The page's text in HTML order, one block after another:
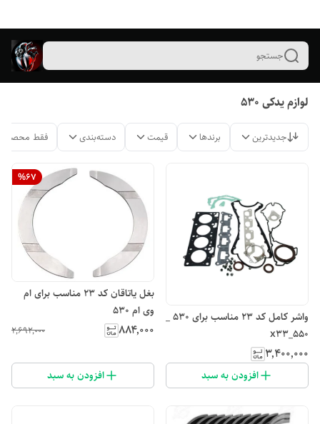
جستجو
لوازم یدکی ۵۳۰
جدیدترین برندها قیمت دسته‌بندی فقط
واشر کامل کد ۲۳ مناسب برای ۵۳۰ _
x33_550
۳٬۴۰۰٬۰۰۰
افزودن به سبد
%67
بغل یاتاقان کد ۲۳ مناسب برای ام
وی ام ۵۳۰
۸۸۴٬۰۰۰ ۲٬۶۹۲٬۰۰۰
افزودن به سبد